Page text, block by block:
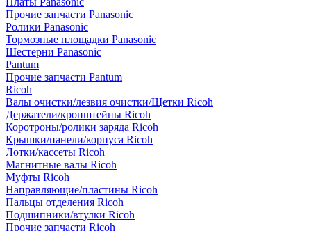
Прочие запчасти Panasonic
Ролики Panasonic
Тормозные площадки Panasonic
Шестерни Panasonic
Pantum
Прочие запчасти Pantum
Ricoh
Валы очистки/лезвия очистки/Щетки Ricoh
Держатели/кронштейны Ricoh
Коротроны/ролики заряда Ricoh
Крышки/панели/корпуса Ricoh
Лотки/кассеты Ricoh
Магнитные валы Ricoh
Муфты Ricoh
Направляющие/пластины Ricoh
Пальцы отделения Ricoh
Подшипники/втулки Ricoh
Прочие запчасти Ricoh